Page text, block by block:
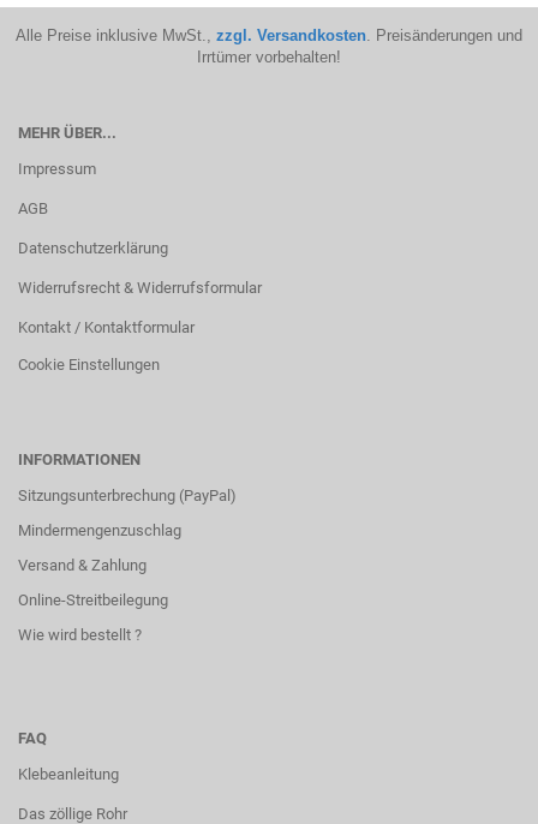
Alle Preise inklusive MwSt., zzgl. Versandkosten. Preisänderungen und
Irrtümer vorbehalten!
MEHR ÜBER...
Impressum
AGB
Datenschutzerklärung
Widerrufsrecht & Widerrufsformular
Kontakt / Kontaktformular
Cookie Einstellungen
INFORMATIONEN
Sitzungsunterbrechung (PayPal)
Mindermengenzuschlag
Versand & Zahlung
Online-Streitbeilegung
Wie wird bestellt ?
FAQ
Klebeanleitung
Das zöllige Rohr